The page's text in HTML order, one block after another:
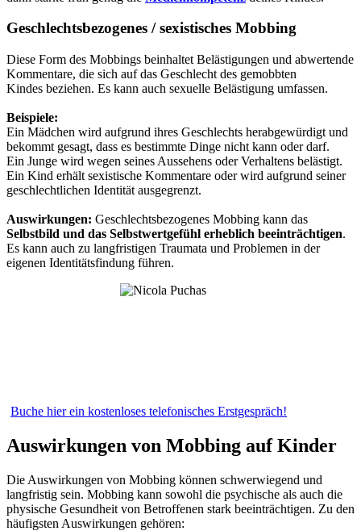
Geschlechtsbezogenes / sexistisches Mobbing
Diese Form des Mobbings beinhaltet Belästigungen und abwertende
Kommentare, die sich auf das Geschlecht des gemobbten
Kindes beziehen. Es kann auch sexuelle Belästigung umfassen.
Beispiele:
Ein Mädchen wird aufgrund ihres Geschlechts herabgewürdigt und
bekommt gesagt, dass es bestimmte Dinge nicht kann oder darf.
Ein Junge wird wegen seines Aussehens oder Verhaltens belästigt.
Ein Kind erhält sexistische Kommentare oder wird aufgrund seiner
geschlechtlichen Identität ausgegrenzt.
Auswirkungen: Geschlechtsbezogenes Mobbing kann das
Selbstbild und das Selbstwertgefühl erheblich beeinträchtigen.
Es kann auch zu langfristigen Traumata und Problemen in der
eigenen Identitätsfindung führen.
Buche hier ein kostenloses telefonisches Erstgespräch!
Auswirkungen von Mobbing auf Kinder
Die Auswirkungen von Mobbing können schwerwiegend und
langfristig sein. Mobbing kann sowohl die psychische als auch die
physische Gesundheit von Betroffenen stark beeinträchtigen. Zu den
häufigsten Auswirkungen gehören: